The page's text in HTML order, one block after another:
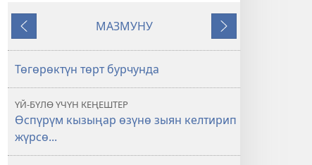
ОЙГОНГУЛА!
жашай
Мурункусу
МАЗМУНУ
Кийинкиси
Төгөрөктүн төрт бурчунда
ҮЙ-БҮЛӨ ҮЧҮН КЕҢЕШТЕР
Өспүрүм кызыңар өзүнө зыян келтирип
жүрсө...